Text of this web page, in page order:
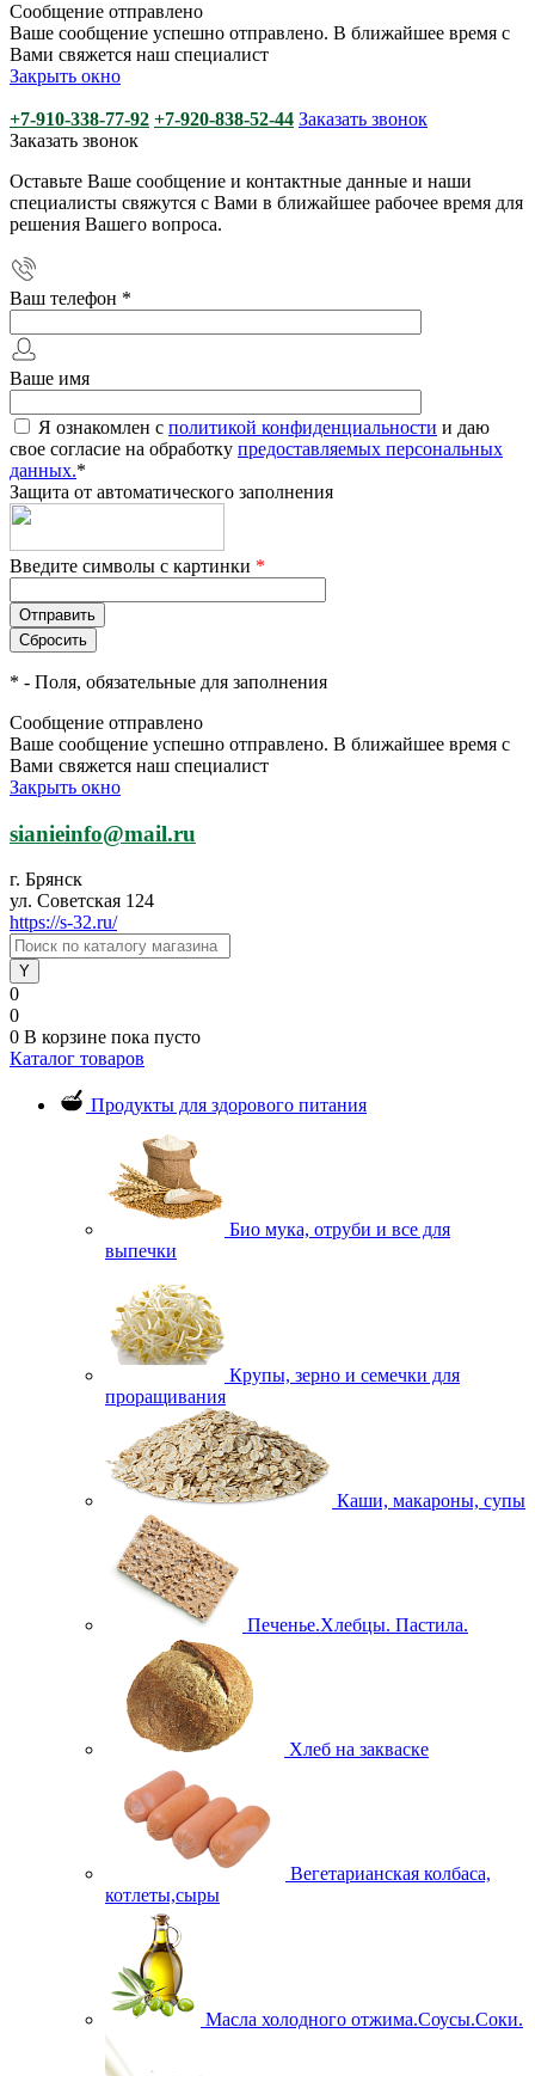
Сообщение отправлено
Ваше сообщение успешно отправлено. В ближайшее время с
Вами свяжется наш специалист
Закрыть окно
+7-910-338-77-92 +7-920-838-52-44 Заказать звонок
Заказать звонок
Оставьте Ваше сообщение и контактные данные и наши
специалисты свяжутся с Вами в ближайшее рабочее время для
решения Вашего вопроса.
Ваш телефон *
Ваше имя
Я ознакомлен с политикой конфиденциальности и даю
свое согласие на обработку предоставляемых персональных
данных.*
Защита от автоматического заполнения
Введите символы с картинки *
* - Поля, обязательные для заполнения
Сообщение отправлено
Ваше сообщение успешно отправлено. В ближайшее время с
Вами свяжется наш специалист
Закрыть окно
sianieinfo@mail.ru
г. Брянск
ул. Советская 124
https://s-32.ru/
0
0
0 В корзине пока пусто
Каталог товаров
Продукты для здорового питания
Био мука, отруби и все для
выпечки
Крупы, зерно и семечки для
проращивания
Каши, макароны, супы
Печенье.Хлебцы. Пастила.
Хлеб на закваске
Вегетарианская колбаса,
котлеты,сыры
Масла холодного отжима.Соусы.Соки.